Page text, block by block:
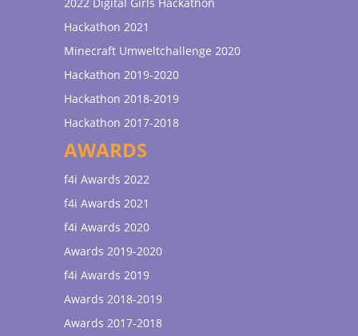
Hackathon 2021
Minecraft Umweltchallenge 2020
Hackathon 2019-2020
Hackathon 2018-2019
Hackathon 2017-2018
AWARDS
f4i Awards 2022
f4i Awards 2021
f4i Awards 2020
Awards 2019-2020
f4i Awards 2019
Awards 2018-2019
Awards 2017-2018